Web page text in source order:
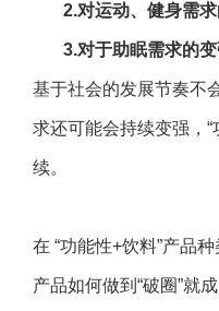
2.对运动、健身需
3.对于助眠需求的
基于社会的发展节奏不
求还可能会持续变强，
续。
在 “功能性+饮料”产品
产品如何做到“破圈”就